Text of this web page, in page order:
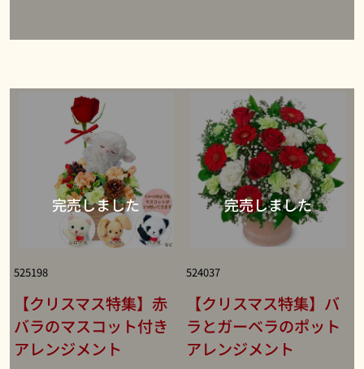
525198
【クリスマス特集】赤
バラのマスコット付き
アレンジメント
524037
【クリスマス特集】バ
ラとガーベラのポット
アレンジメント